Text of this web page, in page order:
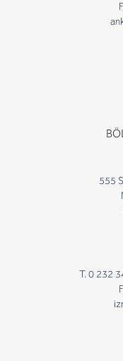
555
T. 0 232